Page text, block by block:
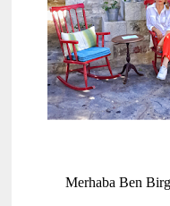
Merhaba Ben